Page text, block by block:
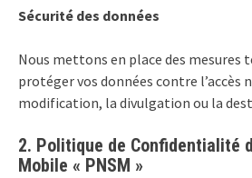
Sécurité des données
Nous mettons en place des mesures
protéger vos données contre l’accès
modification, la divulgation ou la
2. Politique de Confidentialité
Mobile « PNSM »